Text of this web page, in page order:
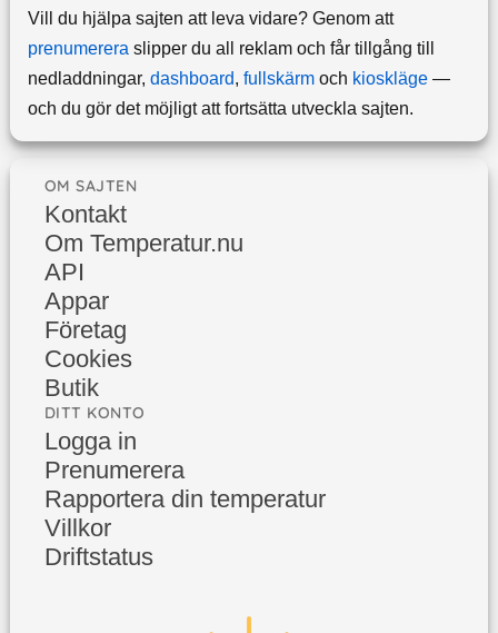
Vill du hjälpa sajten att leva vidare? Genom att
prenumereraslipper du all reklam och får tillgång till
nedladdningar, dashboard, fullskärmoch kioskläge—
och du gör det möjligt att fortsätta utveckla sajten.
OM SAJTEN
Kontakt
Om Temperatur.nu
API
Appar
Företag
Cookies
Butik
DITT KONTO
Logga in
Prenumerera
Rapportera din temperatur
Villkor
Driftstatus